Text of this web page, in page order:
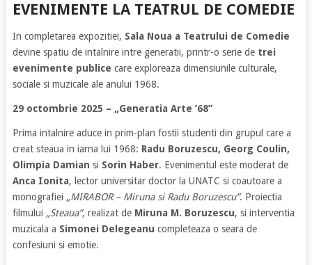
EVENIMENTE LA TEATRUL DE COMEDIE
In completarea expozitiei, Sala Noua a Teatrului de Comedie
devine spatiu de intalnire intre generatii, printr-o serie de trei
evenimente publice care exploreaza dimensiunile culturale,
sociale si muzicale ale anului 1968.
29 octombrie 2025 – „Generatia Arte ’68”
Prima intalnire aduce in prim-plan fostii studenti din grupul care a
creat steaua in iarna lui 1968: Radu Boruzescu, Georg Coulin,
Olimpia Damian si Sorin Haber. Evenimentul este moderat de
Anca Ionita, lector universitar doctor la UNATC si coautoare a
monografiei „MIRABOR – Miruna si Radu Boruzescu”. Proiectia
filmului „Steaua”, realizat de Miruna M. Boruzescu, si interventia
muzicala a Simonei Delegeanu completeaza o seara de
confesiuni si emotie.